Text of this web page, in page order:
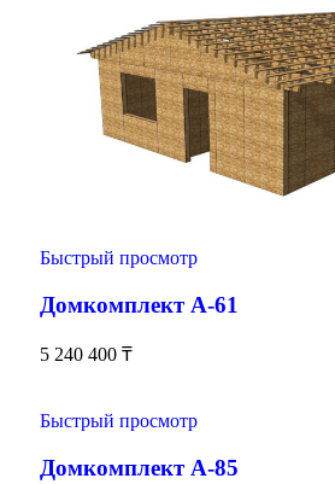
Быстрый просмотр
Домкомплект А-61
5 240 400 ₸
Быстрый просмотр
Домкомплект А-85